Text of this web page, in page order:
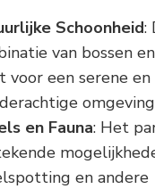
Schoonheid:
van bossen
voor een serene en
en Fauna: Het
en andere